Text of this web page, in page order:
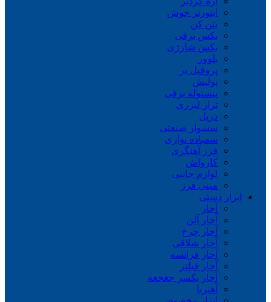
اینورتر جوش
بتن کن
بکس برقی
بکس شارژی
بلوور
پروفیل بر
پولیش
پیستوله برقی
تراز لیزری
دریل
سشوار صنعتی
سمباده نواری
فرز آهنگری
کارواش
لوازم جانبی
مینی فرز
ابزار دستی
آچار
آچار آلن
آچار چرخ
آچار شلاقی
آچار فرانسه
آچار فیلتر
آچار یکسر جغجغه
آهنربا